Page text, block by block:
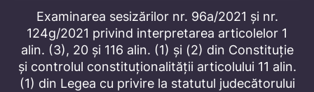
Examinarea sesizărilor nr. 96a/2021 și nr.
124g/2021 privind interpretarea articolelor 1
alin. (3), 20 și 116 alin. (1) și (2) din Constituție
și controlul constituționalității articolului 11 alin.
(1) din Legea cu privire la statutul judecătorului